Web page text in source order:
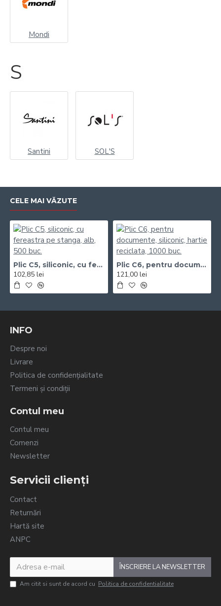
Mondi
S
Santini SOL'S
CELE MAI VĂZUTE
Plic C5, siliconic, cu fereastra pe stanga, alb, 500 buc.
102,85 lei
Plic C6, pentru documente, siliconic, hartie reciclata, 1000 buc.
121,00 lei
INFO
Despre noi
Livrare
Politica de confidențialitate
Termeni și condiții
Contul meu
Contul meu
Comenzi
Newsletter
Servicii clienți
Contact
Returnări
Hartă site
ANPC
ÎNSCRIERE LA NEWSLETTER
Am citit si sunt de acord cu Politica de confidentialitate